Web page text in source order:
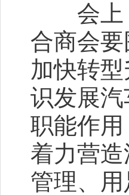
会上，
合商会
加快转
识发展
职能作
着力营
管理、